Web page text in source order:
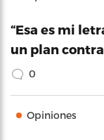
“Esa es mi
un plan
0
Opiniones